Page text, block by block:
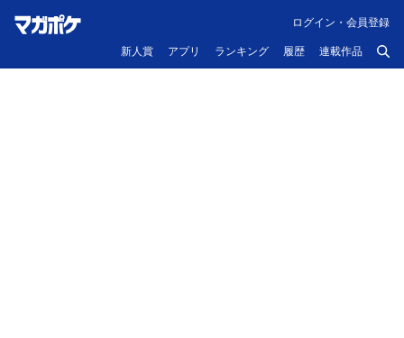
新人賞 アプリ ランキング 履歴 連載作品
ログイン・会員登録